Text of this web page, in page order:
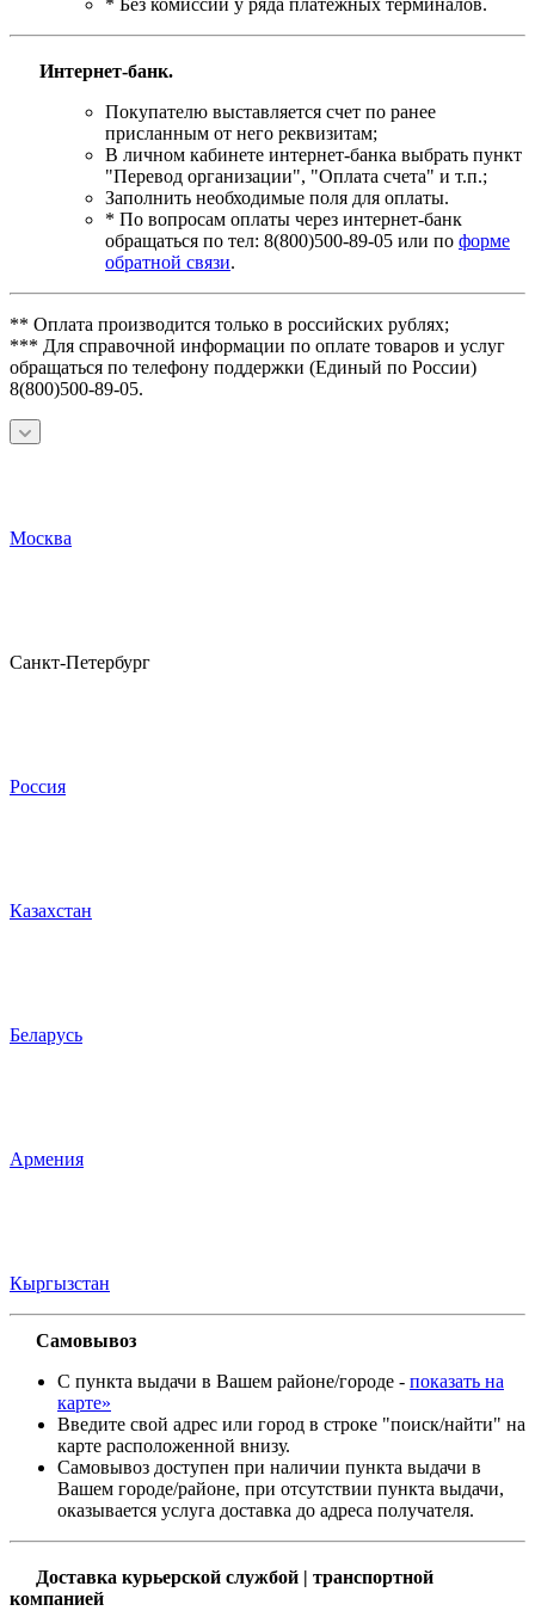
Интернет-банк.
Покупателю выставляется счет по ранее
присланным от него реквизитам;
В личном кабинете интернет-банка выбрать пункт
"Перевод организации", "Оплата счета" и т.п.;
Заполнить необходимые поля для оплаты.
* По вопросам оплаты через интернет-банк
обращаться по тел: 8(800)500-89-05 или по форме
обратной связи.
** Оплата производится только в российских рублях;
*** Для справочной информации по оплате товаров и услуг
обращаться по телефону поддержки (Единый по России)
8(800)500-89-05.
Москва
Санкт-Петербург
Россия
Казахстан
Беларусь
Армения
Кыргызстан
Самовывоз
С пункта выдачи в Вашем районе/городе - показать на
карте»
Введите свой адрес или город в строке "поиск/найти" на
карте расположенной внизу.
Самовывоз доступен при наличии пункта выдачи в
Вашем городе/районе, при отсутствии пункта выдачи,
оказывается услуга доставка до адреса получателя.
Доставка курьерской службой | транспортной
компанией